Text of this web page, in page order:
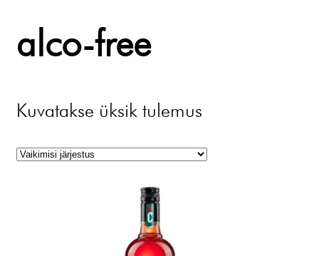
alco-free
Kuvatakse üksik tulemus